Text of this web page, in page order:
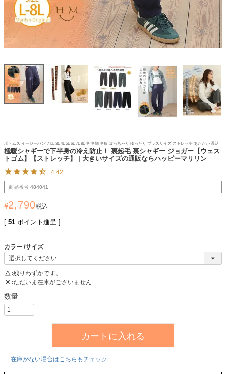
ボトムス イージーパンツ LL 3L 4L 5L 6L 7L 8L 冬 冬物 冬服 ぽっちゃり ゆったり プラスサイズ ストレッチ あたたか 温活
極暖シャギーで下半身の冷え防止！ 裏起毛 裏シャギー ジョガー【ウェス
トゴム】【ストレッチ】 | 大きいサイズの通販ならハッピーマリリン
4.42
商品番号 484041
¥2,790税込
[ 51 ポイント進呈 ]
カラー サイズ
△ 残りわずかです。
✕ ただいま在庫がございません
カートに入れる
在庫がない場合はこちらもチェック